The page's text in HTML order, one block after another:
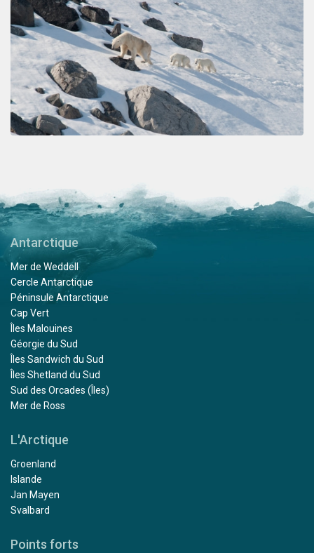
Antarctique
Mer de Weddell
Cercle Antarctique
Péninsule Antarctique
Cap Vert
Îles Malouines
Géorgie du Sud
Îles Sandwich du Sud
Îles Shetland du Sud
Sud des Orcades (Îles)
Mer de Ross
L'Arctique
Groenland
Islande
Jan Mayen
Svalbard
Points forts